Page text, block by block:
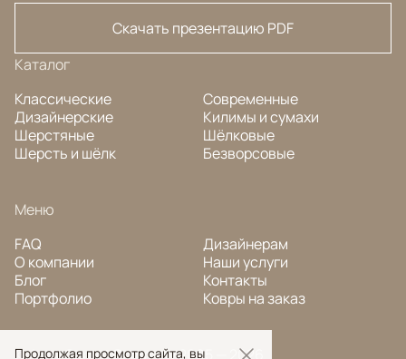
Скачать презентацию PDF
Каталог
Классические
Дизайнерские
Шерстяные
Шерсть и шёлк
Современные
Килимы и сумахи
Шёлковые
Безворсовые
Меню
FAQ
О компании
Блог
Портфолио
Дизайнерам
Наши услуги
Контакты
Ковры на заказ
© Ansy Carpet Company 2005 — 2026
Продолжая просмотр сайта, вы